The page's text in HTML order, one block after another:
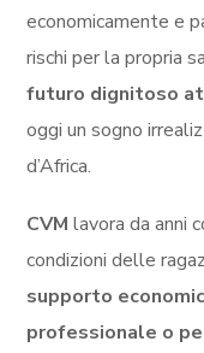
economicamente e
rischi per la propria
futuro dignitoso
oggi un sogno
d’Africa.
CVM lavora da anni
condizioni delle
supporto
professionale o